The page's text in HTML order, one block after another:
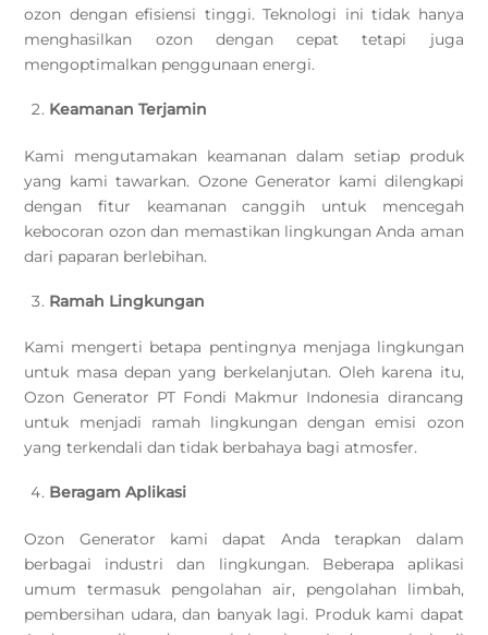
ozon dengan efisiensi tinggi. Teknologi ini tidak hanya
menghasilkan ozon dengan cepat tetapi juga
mengoptimalkan penggunaan energi.
Keamanan Terjamin
Kami mengutamakan keamanan dalam setiap produk
yang kami tawarkan. Ozone Generator kami dilengkapi
dengan fitur keamanan canggih untuk mencegah
kebocoran ozon dan memastikan lingkungan Anda aman
dari paparan berlebihan.
Ramah Lingkungan
Kami mengerti betapa pentingnya menjaga lingkungan
untuk masa depan yang berkelanjutan. Oleh karena itu,
Ozon Generator PT Fondi Makmur Indonesia dirancang
untuk menjadi ramah lingkungan dengan emisi ozon
yang terkendali dan tidak berbahaya bagi atmosfer.
Beragam Aplikasi
Ozon Generator kami dapat Anda terapkan dalam
berbagai industri dan lingkungan. Beberapa aplikasi
umum termasuk pengolahan air, pengolahan limbah,
pembersihan udara, dan banyak lagi. Produk kami dapat